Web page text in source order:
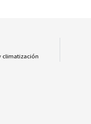
climatización